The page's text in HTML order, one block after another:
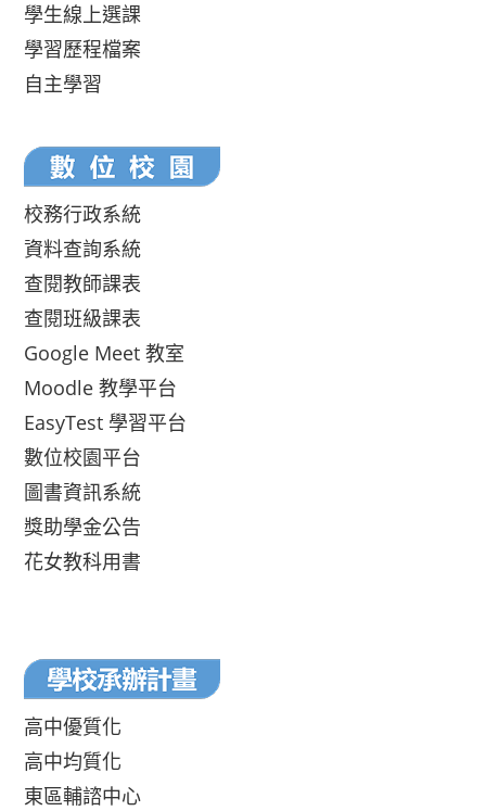
學生線上選課
學習歷程檔案
自主學習
校務行政系統
資料查詢系統
查閱教師課表
查閱班級課表
Google Meet 教室
Moodle 教學平台
EasyTest 學習平台
數位校園平台
圖書資訊系統
獎助學金公告
花女教科用書
高中優質化
高中均質化
東區輔諮中心